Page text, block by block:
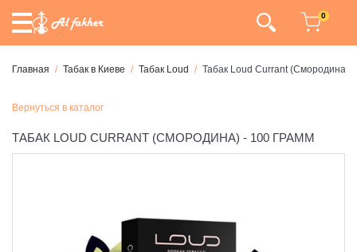
0
Главная Табак в Киеве Табак Loud Табак Loud Currant (Смородина) -
Вернуться в каталог
ТАБАК LOUD CURRANT (СМОРОДИНА) - 100 ГРАММ